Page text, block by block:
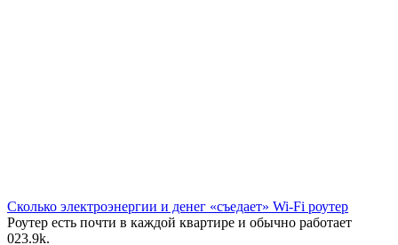
Сколько электроэнергии и денег «съедает» Wi-Fi роутер
Роутер есть почти в каждой квартире и обычно работает
023.9k.